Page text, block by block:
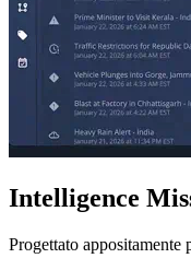
Intelligence
Progettato